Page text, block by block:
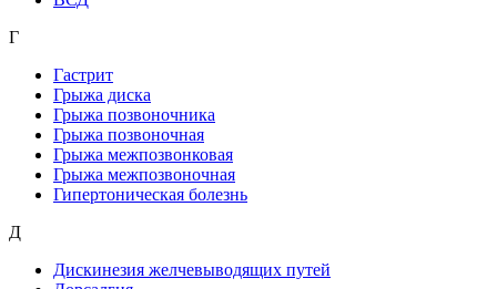
Г
Гастрит
Грыжа диска
Грыжа позвоночника
Грыжа позвоночная
Грыжа межпозвонковая
Грыжа межпозвоночная
Гипертоническая болезнь
Д
Дискинезия желчевыводящих путей